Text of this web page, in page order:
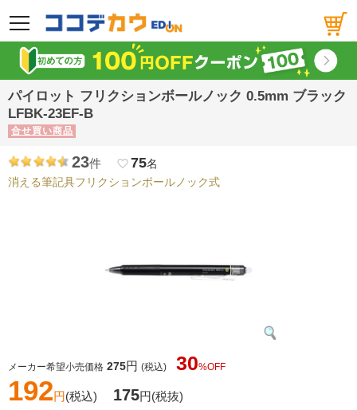
メニュー
パイロット フリクションボールノック 0.5mm ブラック
LFBK-23EF-B
合せ買い商品
23件 favorite_border75名
消える筆記具フリクションボールノック式
メーカー希望小売価格 275円 (税込) 30%OFF
192円(税込) 175円(税抜)